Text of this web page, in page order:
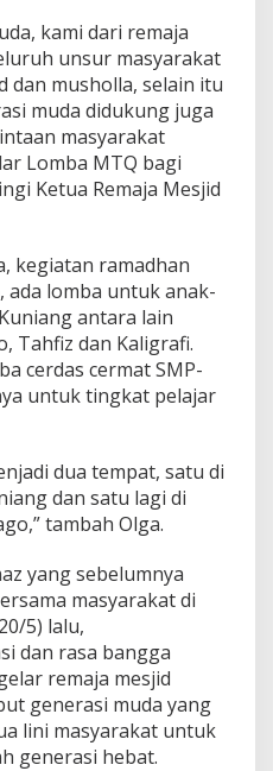
kami dari remaja
unsur masyarakat
dan musholla, selain itu
muda didukung juga
masyarakat
Lomba MTQ bagi
Ketua Remaja Mesjid
kegiatan ramadhan
ada lomba untuk anak-
antara lain
Tahfiz dan Kaligrafi.
cerdas cermat SMP-
untuk tingkat pelajar
dua tempat, satu di
dan satu lagi di
tambah Olga.
yang sebelumnya
masyarakat di
5) lalu,
dan rasa bangga
remaja mesjid
generasi muda yang
lini masyarakat untuk
generasi hebat.